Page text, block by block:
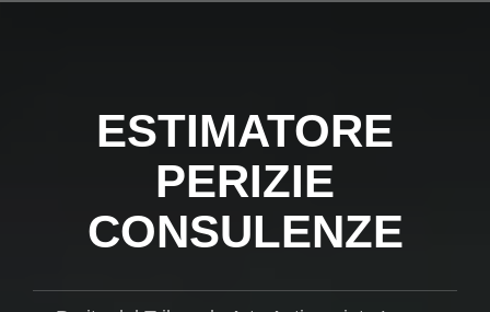
ESTIMATORE
PERIZIE
CONSULENZE